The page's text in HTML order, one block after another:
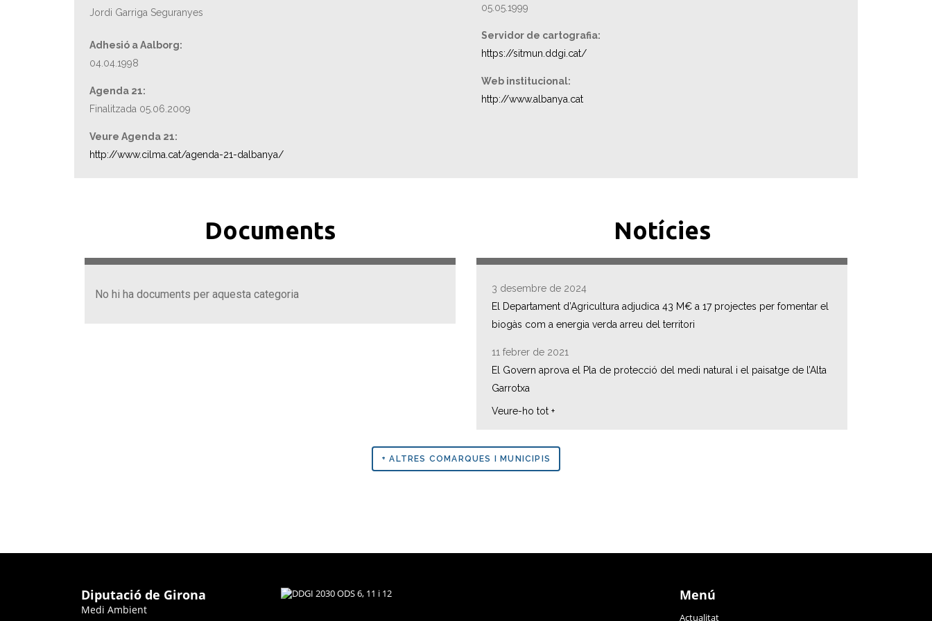
Jordi Garriga Seguranyes
Adhesió a Aalborg:
04.04.1998
Agenda 21:
Finalitzada 05.06.2009
Veure Agenda 21:
http://www.cilma.cat/agenda-21-dalbanya/
05.05.1999
Servidor de cartografia:
https://sitmun.ddgi.cat/
Web institucional:
http://www.albanya.cat
Documents
No hi ha documents per aquesta categoria
Notícies
3 desembre de 2024
El Departament d’Agricultura adjudica 43 M€ a 17 projectes per fomentar el
biogàs com a energia verda arreu del territori
11 febrer de 2021
El Govern aprova el Pla de protecció del medi natural i el paisatge de l’Alta
Garrotxa
Veure-ho tot +
+ ALTRES COMARQUES I MUNICIPIS
Diputació de Girona
Medi Ambient
Menú
Actualitat